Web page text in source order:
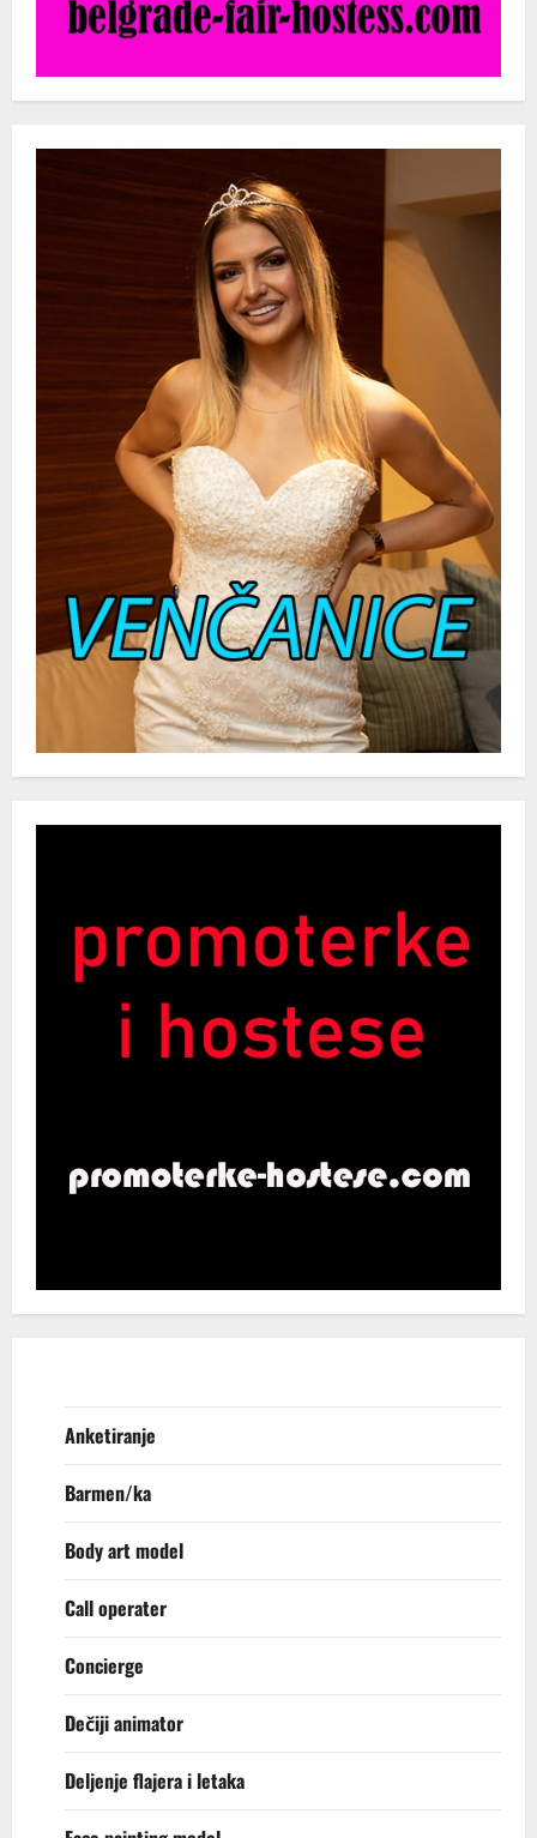
Anketiranje
Barmen/ka
Body art model
Call operater
Concierge
Dečiji animator
Deljenje flajera i letaka